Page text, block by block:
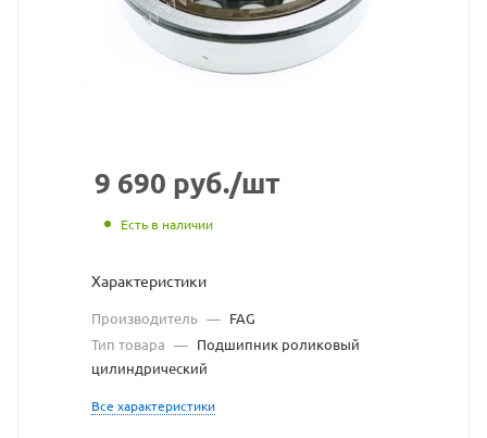
взят
https://
по
ссылке
разрешения
владельца
сайта
9 690 руб./шт
Есть в наличии
Характеристики
Производитель — FAG
Тип товара — Подшипник роликовый
цилиндрический
Все характеристики